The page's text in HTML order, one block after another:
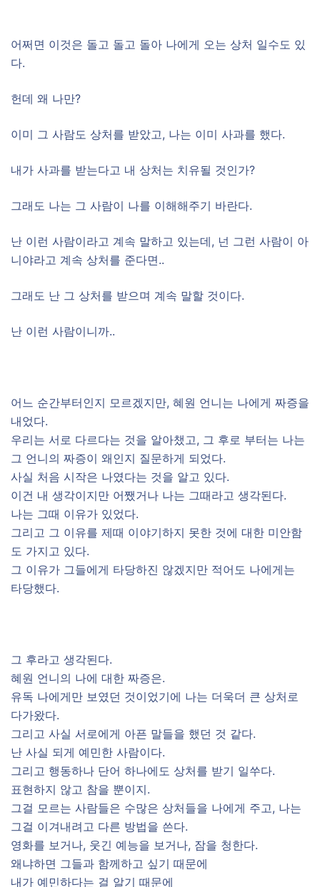
어쩌면 이것은 돌고 돌고 돌아 나에게 오는 상처 일수도 있
다.
헌데 왜 나만?
이미 그 사람도 상처를 받았고, 나는 이미 사과를 했다.
내가 사과를 받는다고 내 상처는 치유될 것인가?
그래도 나는 그 사람이 나를 이해해주기 바란다.
난 이런 사람이라고 계속 말하고 있는데, 넌 그런 사람이 아
니야라고 계속 상처를 준다면..
그래도 난 그 상처를 받으며 계속 말할 것이다.
난 이런 사람이니까..
어느 순간부터인지 모르겠지만, 혜원 언니는 나에게 짜증을
내었다.
우리는 서로 다르다는 것을 알아챘고, 그 후로 부터는 나는
그 언니의 짜증이 왜인지 질문하게 되었다.
사실 처음 시작은 나였다는 것을 알고 있다.
이건 내 생각이지만 어쨌거나 나는 그때라고 생각된다.
나는 그때 이유가 있었다.
그리고 그 이유를 제때 이야기하지 못한 것에 대한 미안함
도 가지고 있다.
그 이유가 그들에게 타당하진 않겠지만 적어도 나에게는
타당했다.
그 후라고 생각된다.
혜원 언니의 나에 대한 짜증은.
유독 나에게만 보였던 것이었기에 나는 더욱더 큰 상처로
다가왔다.
그리고 사실 서로에게 아픈 말들을 했던 것 같다.
난 사실 되게 예민한 사람이다.
그리고 행동하나 단어 하나에도 상처를 받기 일쑤다.
표현하지 않고 참을 뿐이지.
그걸 모르는 사람들은 수많은 상처들을 나에게 주고, 나는
그걸 이겨내려고 다른 방법을 쓴다.
영화를 보거나, 웃긴 예능을 보거나, 잠을 청한다.
왜냐하면 그들과 함께하고 싶기 때문에
내가 예민하다는 걸 알기 때문에